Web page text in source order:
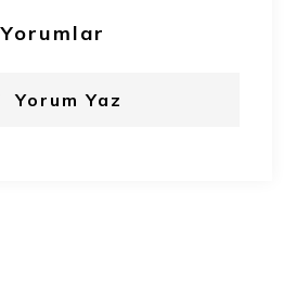
Yorumlar
Yorum Yaz